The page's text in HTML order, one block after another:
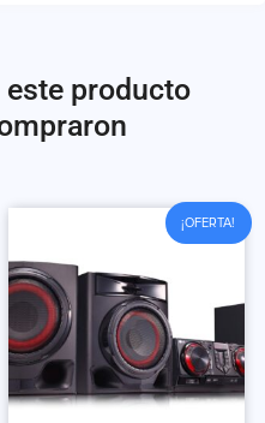
este producto
¡OFERTA!